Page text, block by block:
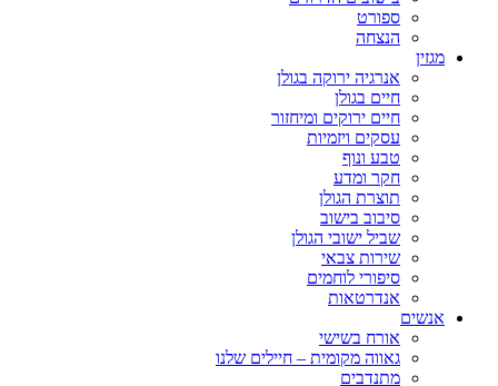
ספורט
הנצחה
מגזין
אנרגיה ירוקה בגולן
חיים בגולן
חיים ירוקים ומיחזור
עסקים ויזמיות
טבע ונוף
חקר ומדע
תוצרת הגולן
סיבוב בישוב
שביל ישובי הגולן
שירות צבאי
סיפורי לוחמים
אנדרטאות
אנשים
אורח בשישי
גאווה מקומית – חיילים שלנו
מתנדבים